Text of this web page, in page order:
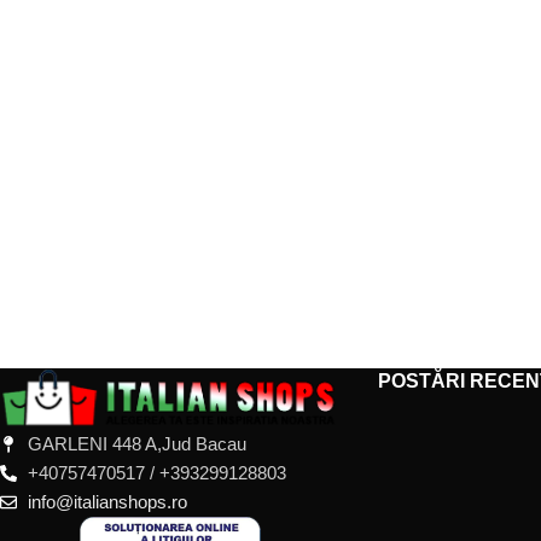
GARLENI 448 A,Jud Bacau
+40757470517 / +393299128803
info@italianshops.ro
POSTĂRI